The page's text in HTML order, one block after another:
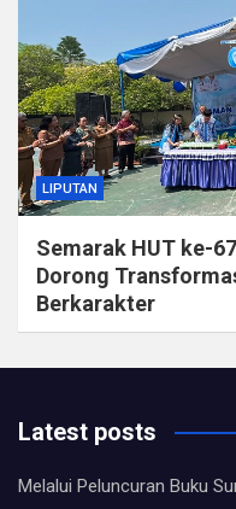
LIPUTAN
Semarak HUT ke-
Dorong
Berkarakter
Latest posts
Melalui Peluncuran Buku